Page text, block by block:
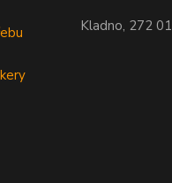
Kladno, 272 01